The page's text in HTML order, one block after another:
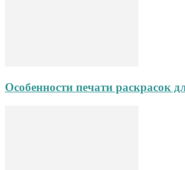
Особенности печати раскрасок